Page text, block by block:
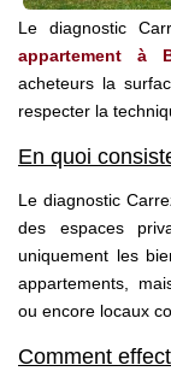
Le diagnostic
appartement à
acheteurs la
respecter la
En quoi
Le diagnostic
des espaces
uniquement les
appartements,
ou encore locaux
Comment